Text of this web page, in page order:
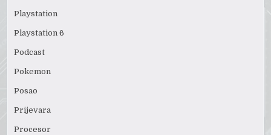
Playstation
Playstation 6
Podcast
Pokemon
Posao
Prijevara
Procesor